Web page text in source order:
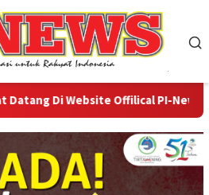
Di Website Offilical PI-News